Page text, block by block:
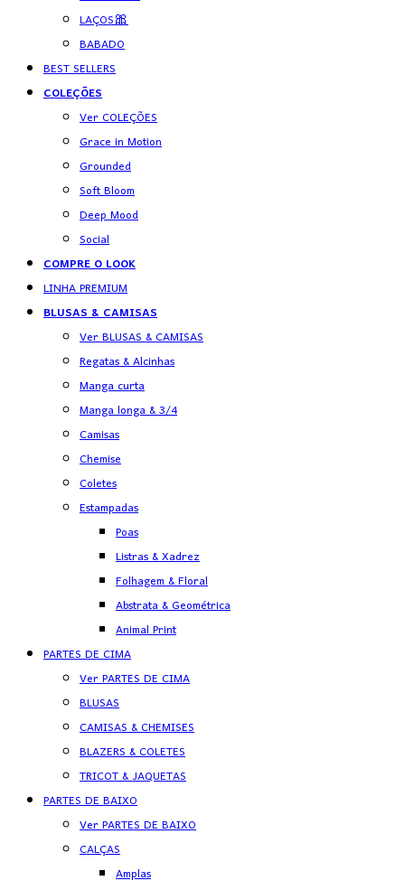
LAÇOS🎀
BABADO
BEST SELLERS
COLEÇÕES
Ver COLEÇÕES
Grace in Motion
Grounded
Soft Bloom
Deep Mood
Social
COMPRE O LOOK
LINHA PREMIUM
BLUSAS & CAMISAS
Ver BLUSAS & CAMISAS
Regatas & Alcinhas
Manga curta
Manga longa & 3/4
Camisas
Chemise
Coletes
Estampadas
Poas
Listras & Xadrez
Folhagem & Floral
Abstrata & Geométrica
Animal Print
PARTES DE CIMA
Ver PARTES DE CIMA
BLUSAS
CAMISAS & CHEMISES
BLAZERS & COLETES
TRICOT & JAQUETAS
PARTES DE BAIXO
Ver PARTES DE BAIXO
CALÇAS
Amplas